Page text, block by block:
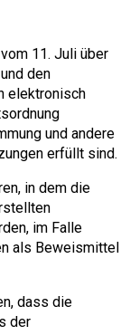
11. Juli über
den
elektronisch
und andere
erfüllt sind.
in dem die
im Falle
als Beweismittel
dass die
der